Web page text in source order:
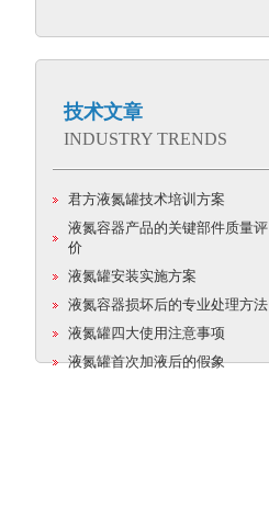
技术文章
INDUSTRY TRENDS
君方液氮罐技术培训方案
液氮容器产品的关键部件质量评
价
液氮罐安装实施方案
液氮容器损坏后的专业处理方法
液氮罐四大使用注意事项
液氮罐首次加液后的假象